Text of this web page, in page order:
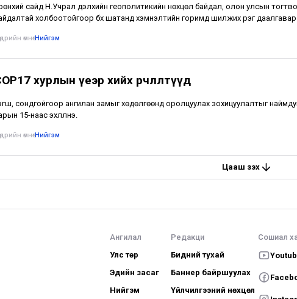
сайд Н.Учрал дэлхийн геополитикийн нөхцөл байдал, олон улсын
холбоотойгоор бүх шатанд хэмнэлтийн горимд шилжих үүрэг даалгавар
өмнө•Нийгэм
хурлын үеэр хийх өөрчлөлтүүд
сондгойгоор ангилан замыг хөдөлгөөнд оролцуулах зохицуулалтыг
15-наас эхлүүлнэ.
өмнө•Нийгэм
Цааш үзэх
Ангилал
Улс төр
Эдийн засаг
Нийгэм
Редакци
Бидний тухай
Баннер байршуулах
Үйлчилгээний нөхцөл
Сошиал